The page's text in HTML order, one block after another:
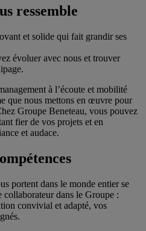
ressemble
et solide qui fait grandir ses
évoluer avec nous et trouver
à l’écoute et mobilité
que nous mettons en œuvre pour
Groupe Beneteau, vous pouvez
fier de vos projets et en
et audace.
portent dans le monde entier se
collaborateur dans le Groupe :
convivial et adapté, vos